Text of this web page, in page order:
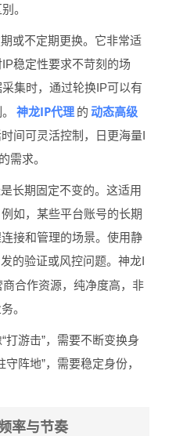
。
或不定期更换。它非常适
稳定性要求不苛刻的场
集时，通过轮换IP可以有
神龙IP代理 的 动态高级
间可灵活控制，日更海量I
需求。
长期固定不变的。这适用
如，某些平台账号的长期
接和管理的场景。使用静
的验证或风控问题。神龙I
商合作资源，纯净度高，非
。
打游击”，需要不断变换身
阵地”，需要稳定身份，
率与节奏